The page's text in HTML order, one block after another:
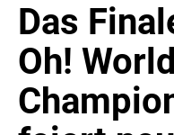
SWORDFISH
AURA
AWOL VISION
BESTATTUNG HIMMELBLAU
Das
Oh! World